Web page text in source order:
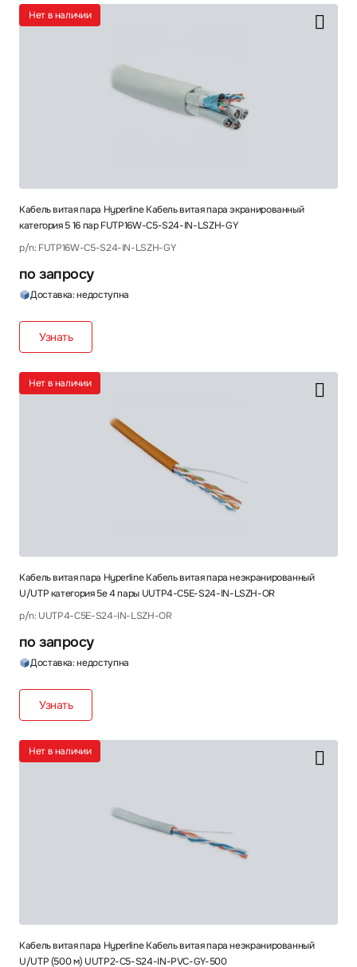
Кабель витая пара Hyperline Кабель витая пара экранированный
категория 5 16 пар FUTP16W-C5-S24-IN-LSZH-GY
p/n: FUTP16W-C5-S24-IN-LSZH-GY
по запросу
Доставка: недоступна
Узнать
Нет в наличии
Кабель витая пара Hyperline Кабель витая пара неэкранированный
U/UTP категория 5e 4 пары UUTP4-C5E-S24-IN-LSZH-OR
p/n: UUTP4-C5E-S24-IN-LSZH-OR
по запросу
Доставка: недоступна
Узнать
Нет в наличии
Кабель витая пара Hyperline Кабель витая пара неэкранированный
U/UTP (500 м) UUTP2-C5-S24-IN-PVC-GY-500
Нет в наличии